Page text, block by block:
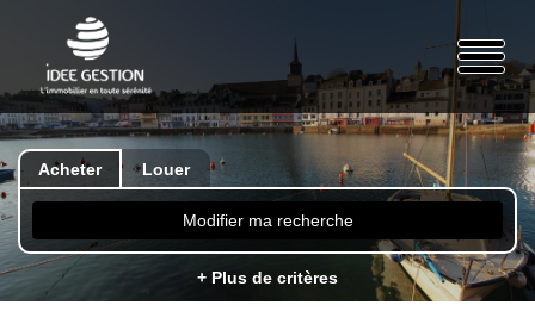
Acheter Louer
Modifier ma recherche
+ Plus de critères